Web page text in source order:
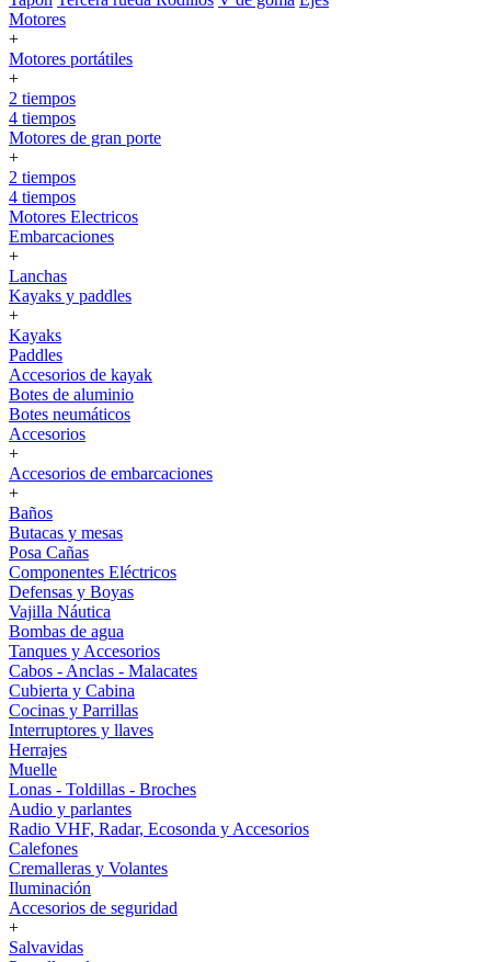
Motores
+
Motores portátiles
+
2 tiempos
4 tiempos
Motores de gran porte
+
2 tiempos
4 tiempos
Motores Electricos
Embarcaciones
+
Lanchas
Kayaks y paddles
+
Kayaks
Paddles
Accesorios de kayak
Botes de aluminio
Botes neumáticos
Accesorios
+
Accesorios de embarcaciones
+
Baños
Butacas y mesas
Posa Cañas
Componentes Eléctricos
Defensas y Boyas
Vajilla Náutica
Bombas de agua
Tanques y Accesorios
Cabos - Anclas - Malacates
Cubierta y Cabina
Cocinas y Parrillas
Interruptores y llaves
Herrajes
Muelle
Lonas - Toldillas - Broches
Audio y parlantes
Radio VHF, Radar, Ecosonda y Accesorios
Calefones
Cremalleras y Volantes
Iluminación
Accesorios de seguridad
+
Salvavidas